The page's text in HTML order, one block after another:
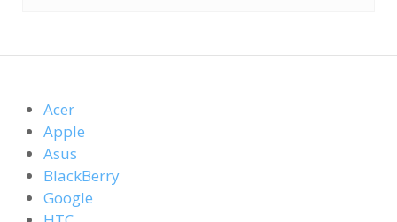
Acer
Apple
Asus
BlackBerry
Google